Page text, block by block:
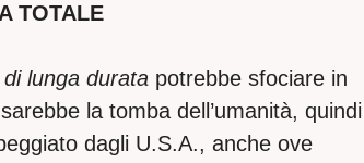
TOTALE
lunga durata potrebbe sfociare in
la tomba dell’umanità, quindi
dagli U.S.A., anche ove